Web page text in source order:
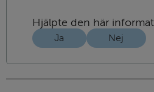
Hjälpte den här
Ja Nej